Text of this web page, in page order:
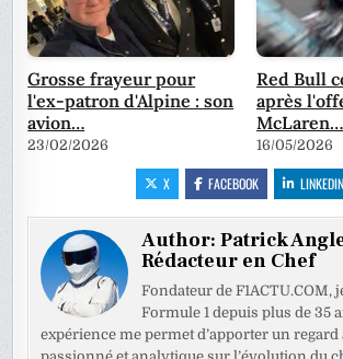
Grosse frayeur pour
l'ex-patron d'Alpine : son
avion…
23/02/2026
Red Bull
après
McLaren…
16/05/2026
X FACEBOOK LINKEDIN
Author:Patrick
Rédacteur en Chef
Fondateur de F1ACTU.COM,
Formule 1 depuis plus de 35
expérience me permet d’apporter un regard